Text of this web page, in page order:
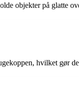
objekter på glatte
hvilket gør